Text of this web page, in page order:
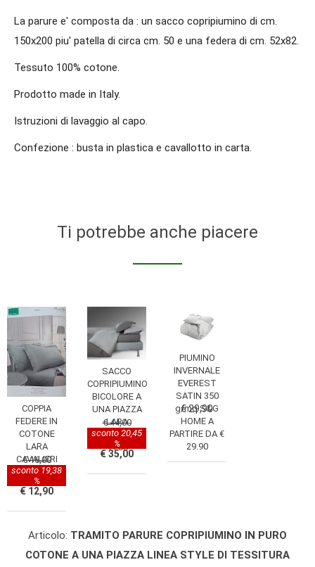
La parure e' composta da : un sacco copripiumino di cm.
150x200 piu' patella di circa cm. 50 e una federa di cm. 52x82.
Tessuto 100% cotone.
Prodotto made in Italy.
Istruzioni di lavaggio al capo.
Confezione : busta in plastica e cavallotto in carta.
Ti potrebbe anche piacere
COPPIA
FEDERE IN
COTONE
LARA
CAVALIERI
€ 16,00
sconto 19,38
%
€ 12,90
SACCO
COPRIPIUMINO
BICOLORE A
UNA PIAZZA
LARA
CAVALIERI €
44.00
€ 44,00
sconto 20,45
%
€ 35,00
PIUMINO
INVERNALE
EVEREST
SATIN 350
g/mq S&G
HOME A
PARTIRE DA €
29.90
€ 29,90
Articolo: TRAMITO PARURE COPRIPIUMINO IN PURO
COTONE A UNA PIAZZA LINEA STYLE DI TESSITURA